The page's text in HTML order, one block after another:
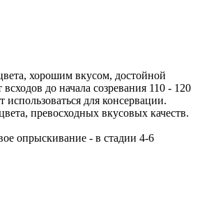
хорошим вкусом, достойной
до начала созревания 110 - 120
для консервации.
превосходных вкусовых качеств.
опрыскивание - в стадии 4-6